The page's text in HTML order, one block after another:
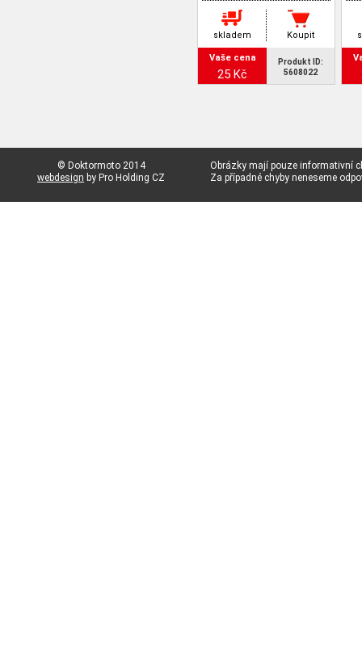
skladem Koupit
Vaše cena
25 Kč
Produkt ID:
5608022
© Doktormoto 2014
webdesign by Pro Holding CZ
Obrázky mají pouze informativní
Za případné chyby neneseme